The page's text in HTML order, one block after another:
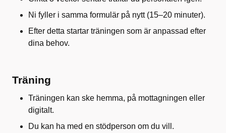
Ni fyller i samma formulär på nytt (15–20 minuter).
Efter detta startar träningen som är anpassad efter
dina behov.
Träning
Träningen kan ske hemma, på mottagningen eller
digitalt.
Du kan ha med en stödperson om du vill.